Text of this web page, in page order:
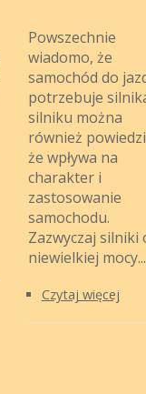
Powszechnie
wiadomo, że
samochód do
potrzebuje
silniku można
również
że wpływa na
charakter i
zastosowanie
samochodu.
Zazwyczaj silniki
niewielkiej mocy...
Czytaj więcej